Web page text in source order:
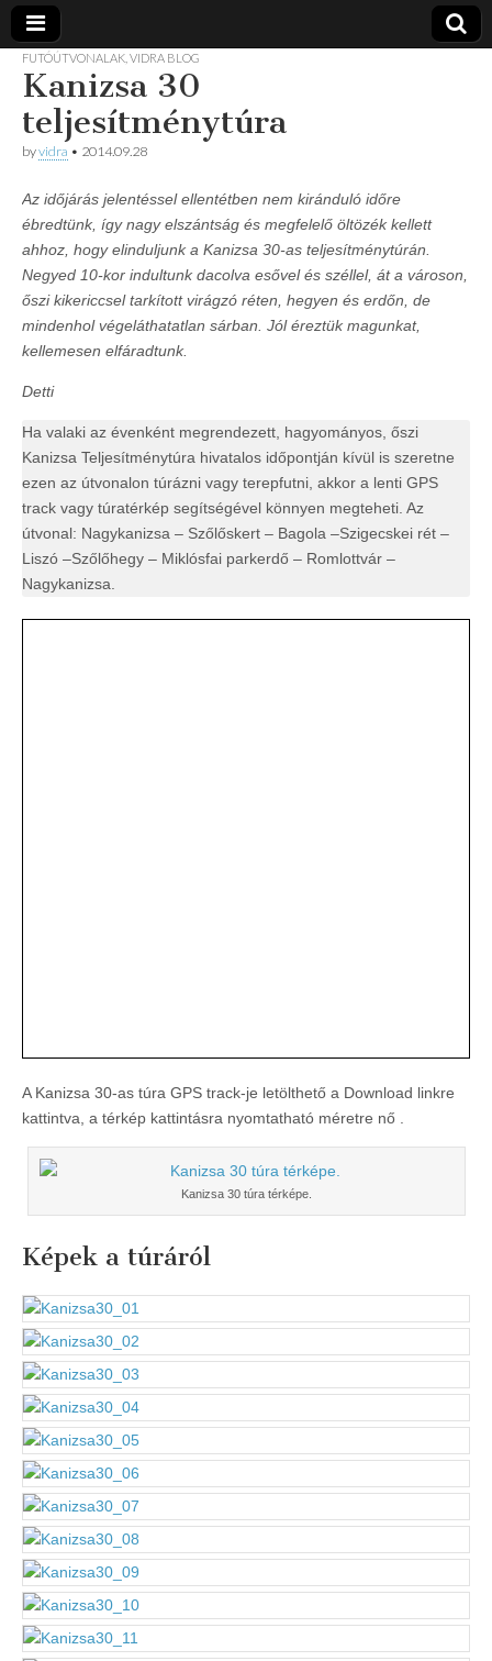
Vidra
Vízitúra
… vízitúra
szervezés,
vadvíz,
kajakoktatás,
kajak-kenu
vidraságok…
FUTÓÚTVONALAK VIDRA BLOG
Kanizsa 30
teljesítménytúra
byvidra • 2014.09.28
Az időjárás jelentéssel ellentétben nem kiránduló időre
ébredtünk, így nagy elszántság és megfelelő öltözék kellett
ahhoz, hogy elinduljunk a Kanizsa 30-as teljesítménytúrán.
Negyed 10-kor indultunk dacolva esővel és széllel, át a városon,
őszi kikericcsel tarkított virágzó réten, hegyen és erdőn, de
mindenhol végeláthatatlan sárban. Jól éreztük magunkat,
kellemesen elfáradtunk.
Detti
Ha valaki az évenként megrendezett, hagyományos, őszi
Kanizsa Teljesítménytúra hivatalos időpontján kívül is szeretne
ezen az útvonalon túrázni vagy terepfutni, akkor a lenti GPS
track vagy túratérkép segítségével könnyen megteheti. Az
útvonal: Nagykanizsa – Szőlőskert – Bagola –Szigecskei rét –
Liszó –Szőlőhegy – Miklósfai parkerdő – Romlottvár –
Nagykanizsa.
A Kanizsa 30-as túra GPS track-je letölthető a Download linkre
kattintva, a térkép kattintásra nyomtatható méretre nő .
Kanizsa 30 túra térképe.
Képek a túráról